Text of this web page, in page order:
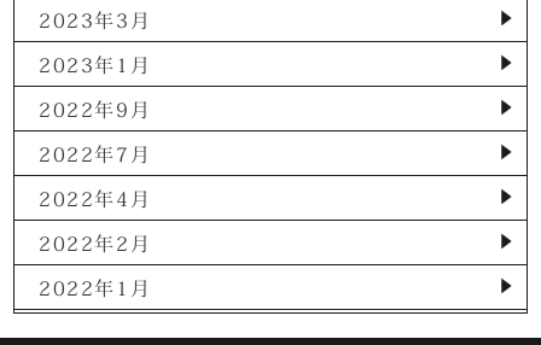
2023年3月
2023年1月
2022年9月
2022年7月
2022年4月
2022年2月
2022年1月
2021年12月